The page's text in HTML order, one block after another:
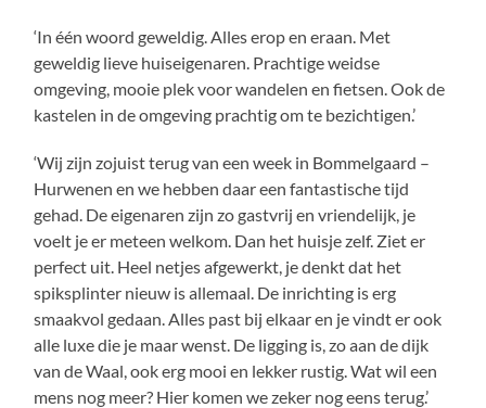
‘In één woord geweldig. Alles erop en eraan. Met
geweldig lieve huiseigenaren. Prachtige weidse
omgeving, mooie plek voor wandelen en fietsen. Ook de
kastelen in de omgeving prachtig om te bezichtigen.’
‘Wij zijn zojuist terug van een week in Bommelgaard –
Hurwenen en we hebben daar een fantastische tijd
gehad. De eigenaren zijn zo gastvrij en vriendelijk, je
voelt je er meteen welkom. Dan het huisje zelf. Ziet er
perfect uit. Heel netjes afgewerkt, je denkt dat het
spiksplinter nieuw is allemaal. De inrichting is erg
smaakvol gedaan. Alles past bij elkaar en je vindt er ook
alle luxe die je maar wenst. De ligging is, zo aan de dijk
van de Waal, ook erg mooi en lekker rustig. Wat wil een
mens nog meer? Hier komen we zeker nog eens terug.’